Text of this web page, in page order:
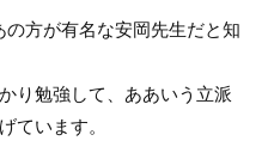
方が有名な安岡先生だと知
り勉強して、ああいう立派
ています。